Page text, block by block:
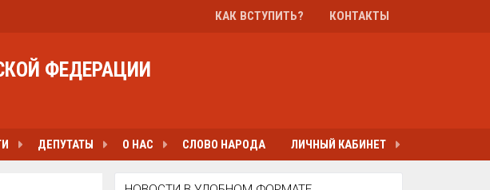
КАК ВСТУПИТЬ? КОНТАКТЫ
ФЕДЕРАЦИИ
ДЕПУТАТЫ О НАС СЛОВО НАРОДА ЛИЧНЫЙ КАБИНЕТ